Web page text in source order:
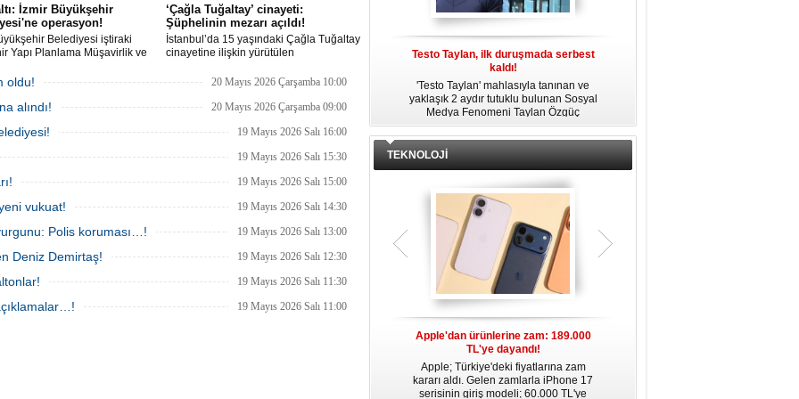
İzmir Büyükşehir
operasyon!
Belediyesi iştiraki
Yapı Planlama Müşavirlik ve
operasyonu düzenlendi. 4
3'ü; Jandarma ekipleri
gözaltına alındı.
‘Çağla Tuğaltay’ cinayeti:
Şüphelinin mezarı açıldı!
İstanbul’da 15 yaşındaki Çağla Tuğaltay
cinayetine ilişkin yürütülen
atıldı. Savcılığın verdiği 'Feth-i Kabir'
yaşayan bir kişinin mezarı açılarak DNA
oldu! 20 Mayıs 2026 Çarşamba 10:00
alındı! 20 Mayıs 2026 Çarşamba 09:00
19 Mayıs 2026 Salı 16:00
19 Mayıs 2026 Salı 15:30
19 Mayıs 2026 Salı 15:00
vukuat! 19 Mayıs 2026 Salı 14:30
Polis koruması…! 19 Mayıs 2026 Salı 13:00
Deniz Demirtaş! 19 Mayıs 2026 Salı 12:30
19 Mayıs 2026 Salı 11:30
19 Mayıs 2026 Salı 11:00
Testo Taylan, ilk duruşmada serbest
kaldı!
'Testo Taylan' mahlasıyla tanınan ve
yaklaşık 2 aydır tutuklu bulunan Sosyal
Medya Fenomeni Taylan Özgüç
Danyıldız, çıktığı ilk duruşmada serbest
bırakıldı.
Güney, 'Ev Hapsi' şartıyla serbest
TEKNOLOJİ
Apple'dan ürünlerine zam: 189.000
TL'ye dayandı!
Apple; Türkiye'deki fiyatlarına zam
kararı aldı. Gelen zamlarla iPhone 17
serisinin giriş modeli; 60.000 TL'ye